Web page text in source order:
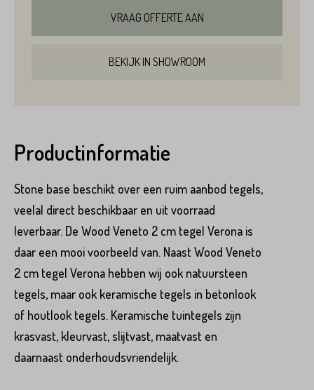
VRAAG OFFERTE AAN
BEKIJK IN SHOWROOM
Productinformatie
Stone base beschikt over een ruim aanbod tegels,
veelal direct beschikbaar en uit voorraad
leverbaar. De Wood Veneto 2 cm tegel Verona is
daar een mooi voorbeeld van. Naast Wood Veneto
2 cm tegel Verona hebben wij ook natuursteen
tegels, maar ook keramische tegels in betonlook
of houtlook tegels. Keramische tuintegels zijn
krasvast, kleurvast, slijtvast, maatvast en
daarnaast onderhoudsvriendelijk.
Variant*
Hoeveelm2heeft u nodig?*
Voornaam*
Voornaam*
Achternaam*